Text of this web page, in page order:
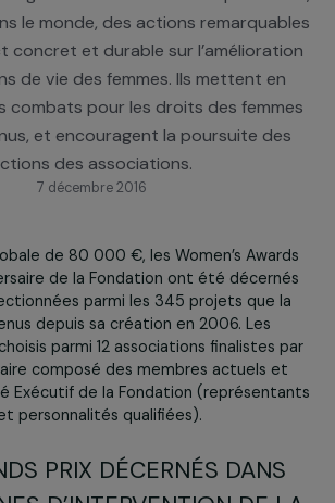
Women’s Awards » 2016. Créés
distinguent des associations qui
le monde, des actions
concret et durable sur
de vie des femmes. Ils mettent en
combats pour les droits des
7 décembre 2016
de 80 000 €, les Women’s
de la Fondation ont été
parmi les 345 projets que
depuis sa création en 2006. Les
composé des membres actuels